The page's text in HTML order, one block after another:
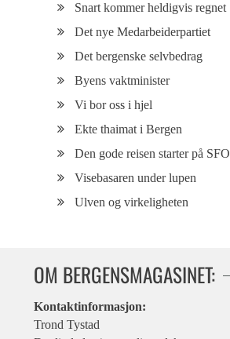
Snart kommer heldigvis regnet
Det nye Medarbeiderpartiet
Det bergenske selvbedrag
Byens vaktminister
Vi bor oss i hjel
Ekte thaimat i Bergen
Den gode reisen starter på SFO
Visebasaren under lupen
Ulven og virkeligheten
OM BERGENSMAGASINET:
Kontaktinformasjon:
Trond Tystad